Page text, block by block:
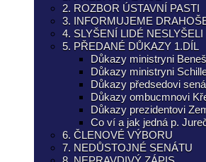
2. ROZBOR ÚSTAVNÍ PASTI
3. INFORMUJEME
4. SLYŠENÍ LIDÉ NESLYŠELI
5. PŘEDANÉ DŮKAZY 1.DÍL
Důkazy ministryni
Důkazy ministryni
Důkazy předsedovi
Důkazy ombucmnovi
Důkazy prezidentovi
Co ví a jak jedná p.
6. ČLENOVÉ VÝBORU
7. NEDŮSTOJNÉ SENÁTU